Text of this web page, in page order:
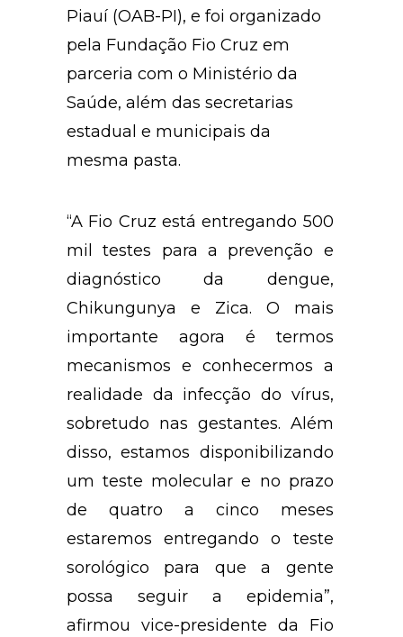
Piauí (OAB-PI), e foi organizado
pela Fundação Fio Cruz em
parceria com o Ministério da
Saúde, além das secretarias
estadual e municipais da
mesma pasta.
“A Fio Cruz está entregando 500
mil testes para a prevenção e
diagnóstico da dengue,
Chikungunya e Zica. O mais
importante agora é termos
mecanismos e conhecermos a
realidade da infecção do vírus,
sobretudo nas gestantes. Além
disso, estamos disponibilizando
um teste molecular e no prazo
de quatro a cinco meses
estaremos entregando o teste
sorológico para que a gente
possa seguir a epidemia”,
afirmou vice-presidente da Fio